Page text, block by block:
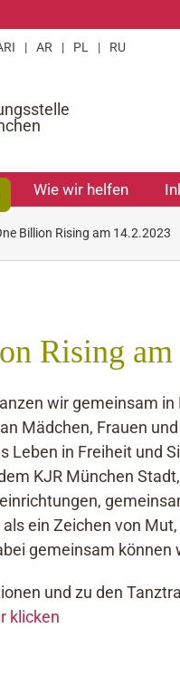
| AR | PL | RU
Wie wir helfen
Billion Rising am 14.2.2023
Rising am
wir gemeinsam in
Mädchen, Frauen
Leben in Freiheit und
KJR München
ein Zeichen von
gemeinsam können
und zu den
klicken